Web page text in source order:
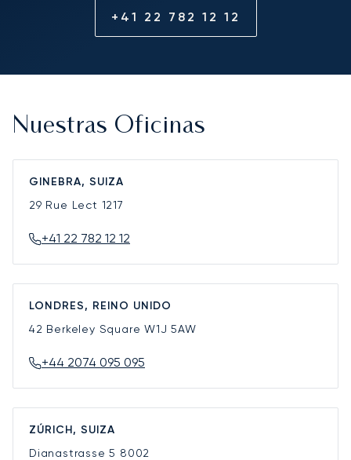
+41 22 782 12 12
Nuestras Oficinas
GINEBRA, SUIZA
29 Rue Lect 1217
+41 22 782 12 12
LONDRES, REINO UNIDO
42 Berkeley SquareW1J 5AW
+44 2074 095 095
ZÚRICH, SUIZA
Dianastrasse 5 8002